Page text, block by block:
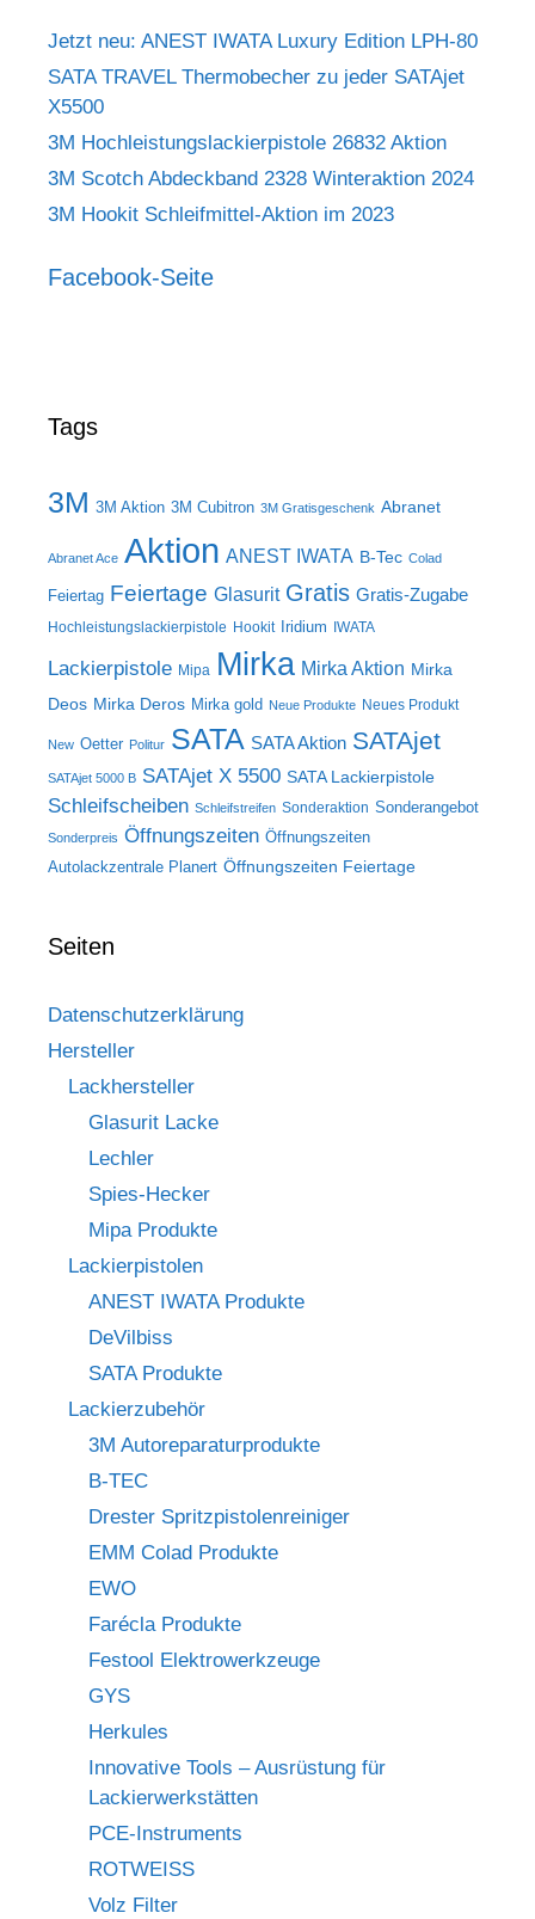
Jetzt neu: ANEST IWATA Luxury Edition LPH-80
SATA TRAVEL Thermobecher zu jeder SATAjet
X5500
3M Hochleistungslackierpistole 26832 Aktion
3M Scotch Abdeckband 2328 Winteraktion 2024
3M Hookit Schleifmittel-Aktion im 2023
Facebook-Seite
Tags
3M 3M Aktion 3M Cubitron 3M Gratisgeschenk Abranet
Abranet Ace Aktion ANEST IWATA B-Tec Colad
Feiertag Feiertage Glasurit Gratis Gratis-Zugabe
Hochleistungslackierpistole Hookit Iridium IWATA
Lackierpistole Mipa Mirka Mirka Aktion Mirka
Deos Mirka Deros Mirka gold Neue Produkte Neues Produkt
New Oetter Politur SATA SATA Aktion SATAjet
SATAjet 5000 B SATAjet X 5500 SATA Lackierpistole
Schleifscheiben Schleifstreifen Sonderaktion Sonderangebot
Sonderpreis Öffnungszeiten Öffnungszeiten
Autolackzentrale Planert Öffnungszeiten Feiertage
Seiten
Datenschutzerklärung
Hersteller
Lackhersteller
Glasurit Lacke
Lechler
Spies-Hecker
Mipa Produkte
Lackierpistolen
ANEST IWATA Produkte
DeVilbiss
SATA Produkte
Lackierzubehör
3M Autoreparaturprodukte
B-TEC
Drester Spritzpistolenreiniger
EMM Colad Produkte
EWO
Farécla Produkte
Festool Elektrowerkzeuge
GYS
Herkules
Innovative Tools – Ausrüstung für
Lackierwerkstätten
PCE-Instruments
ROTWEISS
Volz Filter